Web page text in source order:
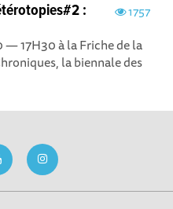
1757
:
— 17H30 à la Friche de la
la biennale des